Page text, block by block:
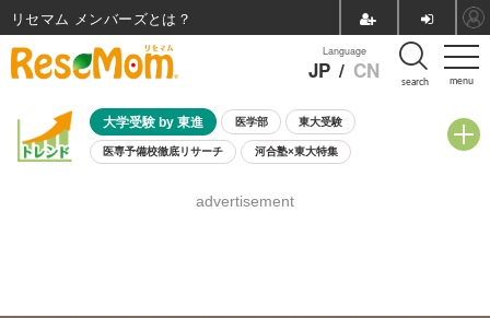
menu
Language
JP / CN search
大学受験 by 東進 医学部 東大受験
医専予備校徹底リサーチ 河合塾×東大特集
8月開催学校説明会・相談会
advertisement
リセマム メンバーズ